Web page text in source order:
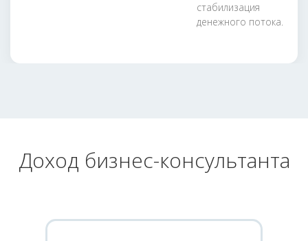
стабилизация
денежного потока.
Доход бизнес-консультанта